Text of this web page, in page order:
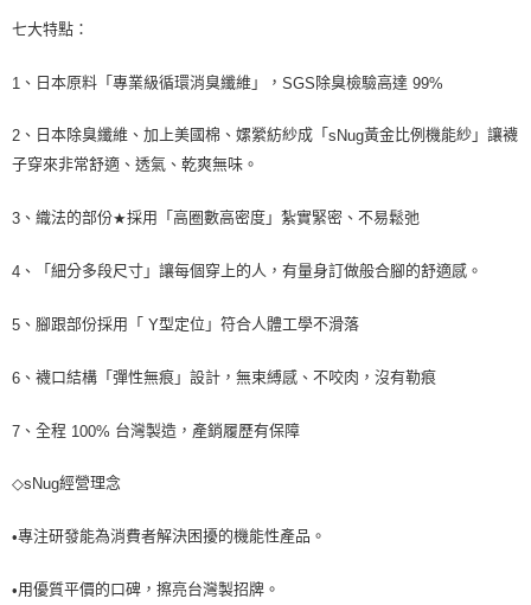
七大特點：
1 、日本原料「專業級循環消臭纖維」， SGS 除臭檢驗高達 99%
2 、日本除臭纖維、加上美國棉、嫘縈紡紗成「 sNug黃金比例機能紗」讓襪
子穿來非常舒適、透氣、乾爽無味。
3 、織法的部份★採用「高圈數高密度」紮實緊密、不易鬆弛
4 、「細分多段尺寸」讓每個穿上的人，有量身訂做般合腳的舒適感。
5 、腳跟部份採用「 Y型定位」符合人體工學不滑落
6 、襪口結構「彈性無痕」設計，無束縛感、不咬肉，沒有勒痕
7 、全程 100% 台灣製造，產銷履歷有保障
◇sNug經營理念
•專注研發能為消費者解決困擾的機能性產品。
•用優質平價的口碑，擦亮台灣製招牌。